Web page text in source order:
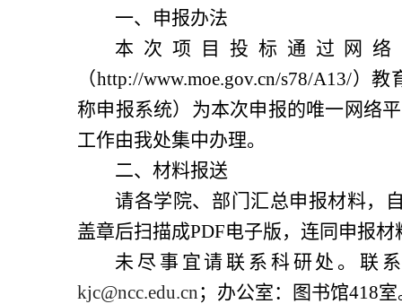
一、申报办法
本次项目投标通过网
（http://www.moe.gov.cn/s78/A13/）教
称申报系统）为本次申报的唯一网络
工作由我处集中办理。
二、材料报送
请各学院、部门汇总申报材料，
盖章后扫描成PDF电子版，连同申报材
未尽事宜请联系科研处。联
kjc@ncc.edu.cn；办公室：图书馆418室